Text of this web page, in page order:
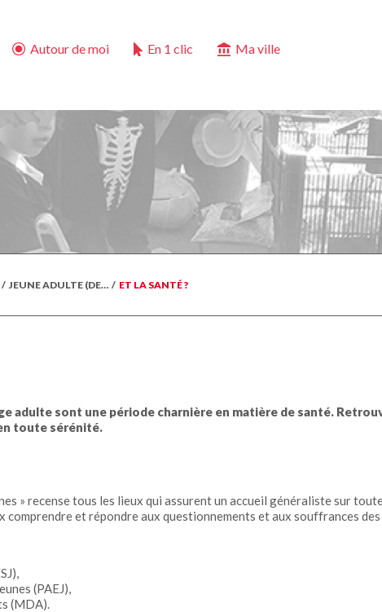
Autour de moi En 1 clic Ma ville
/ JEUNE ADULTE (DE… / ET LA SANTÉ ?
adulte sont une période charnière en matière de santé.
toute sérénité.
» recense tous les lieux qui assurent un accueil généraliste sur
et répondre aux questionnements et aux souffrances des
(PAEJ),
(MDA).